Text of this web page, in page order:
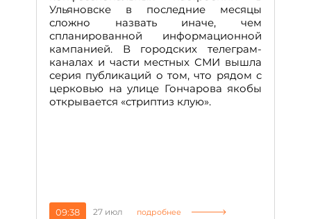
Ульяновске в последние месяцы
сложно назвать иначе, чем
спланированной информационной
кампанией. В городских телеграм-
каналах и части местных СМИ вышла
серия публикаций о том, что рядом с
церковью на улице Гончарова якобы
открывается «стриптиз клую».
09:38 27 июл подробнее